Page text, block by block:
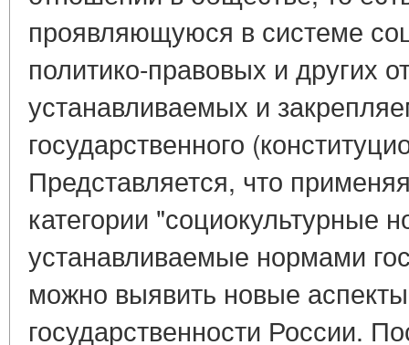
проявляющуюся в системе
политико-правовых и других
устанавливаемых и
государственного
Представляется, что
категории "социокультурные
устанавливаемые нормами
можно выявить новые
государственности России.